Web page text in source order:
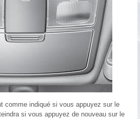
comme indiqué si vous appuyez sur le
si vous appuyez de nouveau sur le